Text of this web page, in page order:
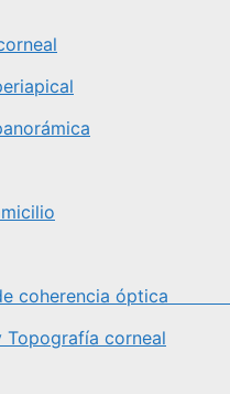
de coherencia óptica
Topografía corneal